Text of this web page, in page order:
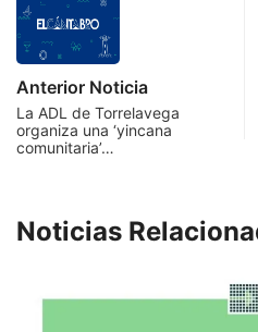
Anterior Noticia
La ADL de Torrelavega
organiza una ‘yincana
comunitaria’…
Noticias